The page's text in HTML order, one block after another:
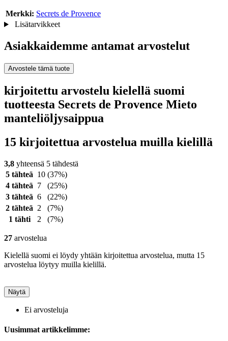
Merkki: Secrets de Provence
Lisätarvikkeet
Asiakkaidemme antamat arvostelut
Arvostele tämä tuote
kirjoitettu arvostelu kielellä suomi
tuotteesta Secrets de Provence Mieto
manteliöljysaippua
15 kirjoitettua arvostelua muilla kielillä
3,8 yhteensä 5 tähdestä
5 tähteä 10 (37%)
4 tähteä 7
(25%)
3 tähteä 6
(22%)
2 tähteä 2
(7%)
1 tähti
2 (7%)
27 arvostelua
Kielellä suomi ei löydy yhtään kirjoitettua arvostelua, mutta 15
arvostelua löytyy muilla kielillä.
Näytä
Ei arvosteluja
Uusimmat artikkelimme: